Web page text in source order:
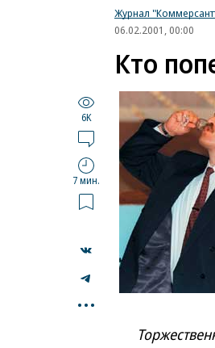
Журнал
06.02.2001, 00:00
Кто
6K
7 мин.
...